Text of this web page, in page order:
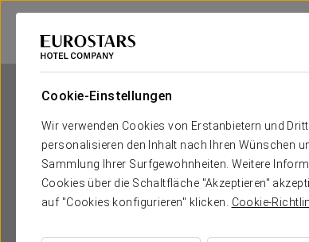
Cookie-Einstellungen
Wir verwenden Cookies von Erstanbietern und
personalisieren den Inhalt nach Ihren Wünschen
Sammlung Ihrer Surfgewohnheiten. Weitere
Cookies über die Schaltfläche "Akzeptieren"
auf "Cookies konfigurieren" klicken. Cookie-